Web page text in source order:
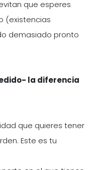
que esperes
(existencias
demasiado pronto
la diferencia
que quieres tener
Este es tu